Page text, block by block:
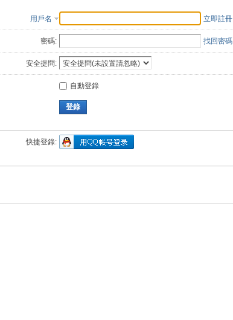
用戶名 立即註冊
密碼: 找回密碼
安全提問:
自動登錄
登錄
快捷登錄: